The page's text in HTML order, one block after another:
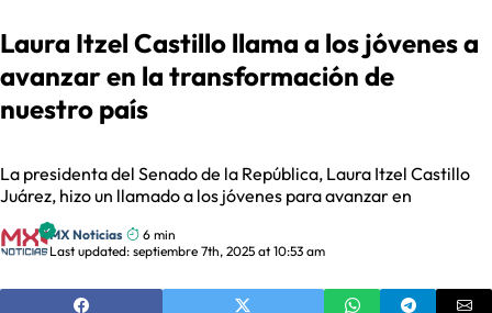
Laura Itzel Castillo llama a los jóvenes a
avanzar en la transformación de
nuestro país
La presidenta del Senado de la República, Laura Itzel Castillo
Juárez, hizo un llamado a los jóvenes para avanzar en
MX Noticias
6 min
Last updated: septiembre 7th, 2025 at 10:53 am